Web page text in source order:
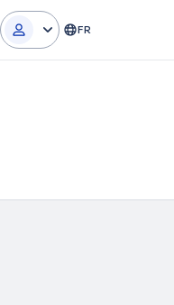
FR